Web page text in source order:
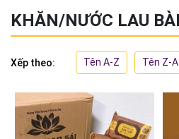
KHĂN/NƯỚC LAU
Xếp theo: Tên A-Z Tên Z-A